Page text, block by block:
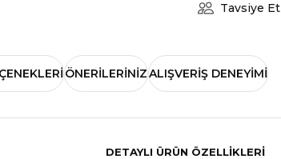
Tavsiye Et
ÖNERILERINIZALIŞVERIŞ DENEYIMI
DETAYLI ÜRÜN ÖZELLİKLERİ